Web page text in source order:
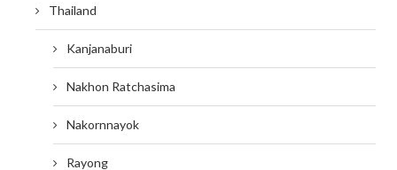
Thailand
Kanjanaburi
Nakhon Ratchasima
Nakornnayok
Rayong